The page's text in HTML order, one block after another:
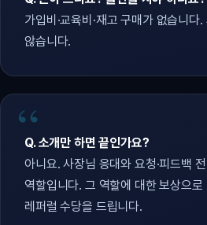
가입비·교육비·재고 구매가 없습니다
않습니다.
Q. 소개만 하면 끝인가요?
아니요. 사장님 응대와 요청·피드백
역할입니다. 그 역할에 대한 보상으로
레퍼럴 수당을 드립니다.